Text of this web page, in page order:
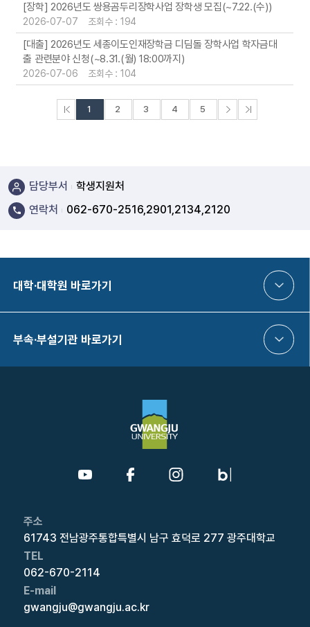
[장학] 2026년도 쌍용곰두리장학사업 장학생 모집(~7.22.(수))
2026-07-07 조회수 : 194
[대출] 2026년도 세종이도인재장학금 디딤돌 장학사업 학자금대
출 관련분야 신청(~8.31.(월) 18:00까지)
2026-07-06 조회수 : 104
1 2 3 4 5
담당부서
학생지원처
연락처
062-670-2516,2901,2134,2120
대학·대학원 바로가기
부속·부설기관 바로가기
주소
61743 전남광주통합특별시 남구 효덕로 277 광주대학교
TEL
062-670-2114
E-mail
gwangju@gwangju.ac.kr